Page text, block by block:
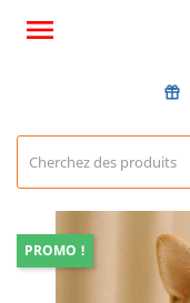

PROMO !